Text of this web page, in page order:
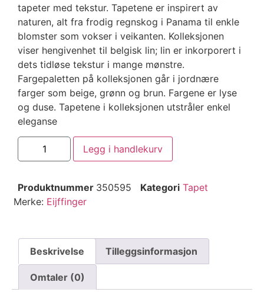
tapeter med tekstur. Tapetene er inspirert av
naturen, alt fra frodig regnskog i Panama til enkle
blomster som vokser i veikanten. Kolleksjonen
viser hengivenhet til belgisk lin; lin er inkorporert i
dets tidløse tekstur i mange mønstre.
Fargepaletten på kolleksjonen går i jordnære
farger som beige, grønn og brun. Fargene er lyse
og duse. Tapetene i kolleksjonen utstråler enkel
eleganse
Legg i handlekurv
Produktnummer 350595 Kategori Tapet
Merke: Eijffinger
Beskrivelse Tilleggsinformasjon
Omtaler (0)